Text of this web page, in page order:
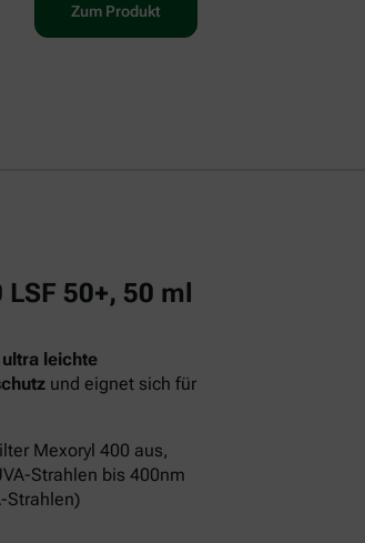
Zum Produkt
50+, 50 ml
ultra leichte
und eignet sich für
Mexoryl 400 aus,
Strahlen bis 400nm
Strahlen)